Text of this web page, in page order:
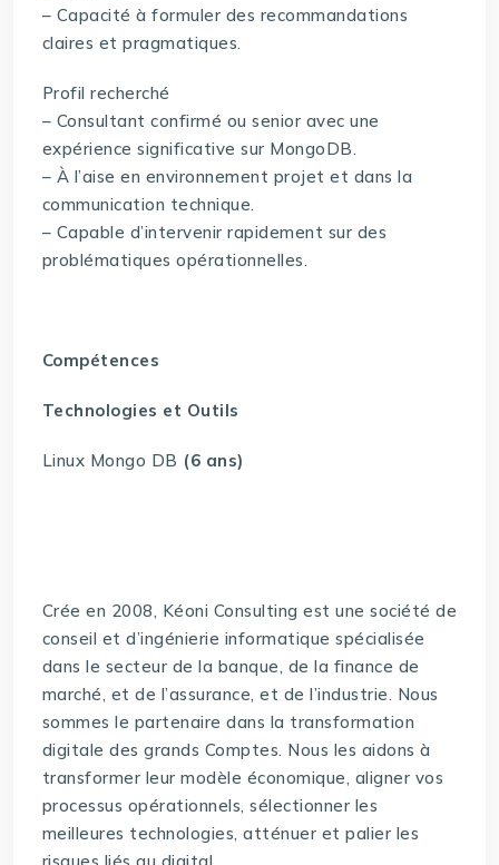
– Capacité à formuler des recommandations
claires et pragmatiques.
Profil recherché
– Consultant confirmé ou senior avec une
expérience significative sur MongoDB.
– À l’aise en environnement projet et dans la
communication technique.
– Capable d’intervenir rapidement sur des
problématiques opérationnelles.
Compétences
Technologies et Outils
Linux Mongo DB (6 ans)
Crée en 2008, Kéoni Consulting est une société de
conseil et d’ingénierie informatique spécialisée
dans le secteur de la banque, de la finance de
marché, et de l’assurance, et de l’industrie. Nous
sommes le partenaire dans la transformation
digitale des grands Comptes. Nous les aidons à
transformer leur modèle économique, aligner vos
processus opérationnels, sélectionner les
meilleures technologies, atténuer et palier les